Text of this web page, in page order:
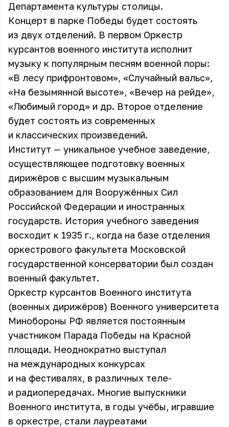
Департамента культуры столицы.
Концерт в парке Победы будет состоять
из двух отделений. В первом Оркестр
курсантов военного института исполнит
музыку к популярным песням военной поры:
«В лесу прифронтовом», «Случайный вальс»,
«На безымянной высоте», «Вечер на рейде»,
«Любимый город» и др. Второе отделение
будет состоять из современных
и классических произведений.
Институт — уникальное учебное заведение,
осуществляющее подготовку военных
дирижёров с высшим музыкальным
образованием для Вооружённых Сил
Российской Федерации и иностранных
государств. История учебного заведения
восходит к 1935 г., когда на базе отделения
оркестрового факультета Московской
государственной консерватории был создан
военный факультет.
Оркестр курсантов Военного института
(военных дирижёров) Военного университета
Минобороны РФ является постоянным
участником Парада Победы на Красной
площади. Неоднократно выступал
на международных конкурсах
и на фестивалях, в различных теле-
и радиопередачах. Многие выпускники
Военного института, в годы учёбы, игравшие
в оркестре, стали лауреатами